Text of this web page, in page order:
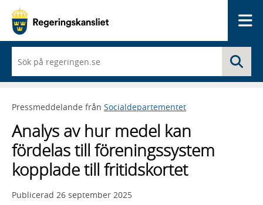
du
börjar
skriva
framträder
lista
med
sökförslag
Pressmeddelande från Socialdepartementet
Analys av hur medel kan
fördelas till föreningssystem
kopplade till fritidskortet
Publicerad 26 september 2025